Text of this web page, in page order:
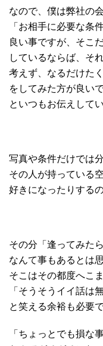
なので、僕は弊社の
「お相手に必要な条
良い事ですが、そこ
しているならば、そ
考えず、なるだけた
をしてみた方が良いで
といつもお伝えしてい
写真や条件だけでは
その人が持っている
好きになったりする
その分「逢ってみた
なんて事もあるとは
そこはその都度へこ
「そうそうイイ話は
と笑える余裕も必要で
「ちょっとでも損な